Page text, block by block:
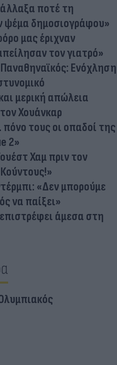
ποτέ τη
δημοσιογράφου»
μας έριχναν
τον γιατρό»
Ενόχληση
μερική απώλεια
Χουάνκαρ
τους οι οπαδοί της
2»
Χαμ πριν τον
«Δεν μπορούμε
να παίξει»
άμεσα στη